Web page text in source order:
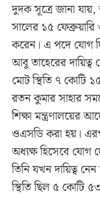
দুদক সূত্রে জানা
সালের ১৫
করেন। এ পদে যোগ
আবু তাহেরের
মোট স্থিতি ৭ কোটি
রতন কুমার সাহার
শিক্ষা মন্ত্রণালয়ের
ওএসডি করা হয়।
অধ্যক্ষ হিসেবে
তিনি যখন দায়িত্ব
স্থিতি ছিল ৫ কোটি